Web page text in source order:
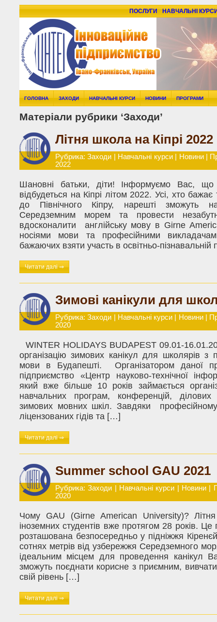
НАВЧАЛЬНІ
ПОСЛУГИ
ГОЛОВНА ЗАХОДИ НАВЧАЛЬНІ КУРСИ НОВИНИ ПРОГРАМИ
Матеріали рубрики ‘Заходи’
Літня школа на Кіпрі 2022
Рубрика:Заходи Навчальні курси| Новини|
2022
Шановні батьки, діти! Інформуємо Вас,
відбудеться на Кіпрі літом 2022. Усі, хто
до Північного Кіпру, нарешті зможуть
Середземним морем та провести
вдосконалити англійську мову в Girne
носіями мови та професійними
бажаючих взяти участь в освітньо-
Читати далі ⇒
Зимові канікули для
Рубрика:Заходи Навчальні курси Новини|
2020
WINTER HOLIDAYS BUDAPEST 09.01-
організацію зимових канікул для школярів з
мови в Будапешті. Організатором даної
підприємство «Центр науково-технічної
який вже більше 10 років займається
навчальних програм, конференцій, ділових
зимових мовних шкіл. Завдяки професійному
ліцензованих гідів та […]
Читати далі ⇒
Summer school GAU 2021
Рубрика:Заходи Навчальні курси Новини
2020
Чому GAU (Girne American University)?
іноземних студентів вже протягом 28 років.
розташована безпосередньо у підніжжя
сотнях метрів від узбережжя
ідеальним місцем для проведення канікул
зможуть поєднати корисне з приємним,
свій рівень […]
Читати далі ⇒